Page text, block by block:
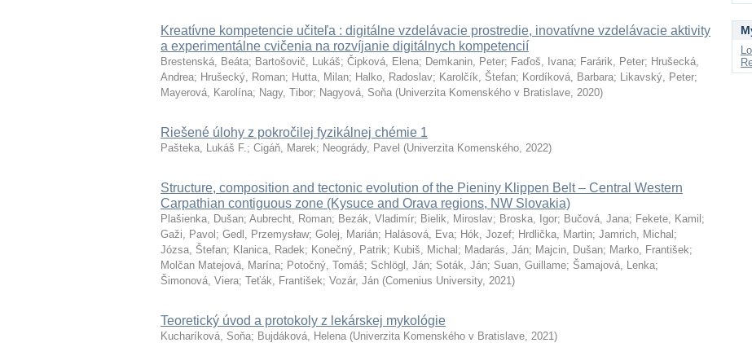
Kreatívne kompetencie učiteľa : digitálne vzdelávacie prostredie, inovatívne vzdelávacie aktivity
a experimentálne cvičenia na rozvíjanie digitálnych kompetencií
Brestenská, Beáta; Bartošovič, Lukáš; Čipková, Elena; Demkanin, Peter; Faďoš, Ivana; Farárik, Peter; Hrušecká,
Andrea; Hrušecký, Roman; Hutta, Milan; Halko, Radoslav; Karolčík, Štefan; Kordíková, Barbara; Likavský, Peter;
Mayerová, Karolína; Nagy, Tibor; Nagyová, Soňa (Univerzita Komenského v Bratislave, 2020)
Riešené úlohy z pokročilej fyzikálnej chémie 1
Pašteka, Lukáš F.; Cigáň, Marek; Neogrády, Pavel (Univerzita Komenského, 2022)
Structure, composition and tectonic evolution of the Pieniny Klippen Belt – Central Western
Carpathian contiguous zone (Kysuce and Orava regions, NW Slovakia)
Plašienka, Dušan; Aubrecht, Roman; Bezák, Vladimír; Bielik, Miroslav; Broska, Igor; Bučová, Jana; Fekete, Kamil ;
Gaži, Pavol ; Gedl, Przemysław; Golej, Marián; Halásová, Eva; Hók, Jozef; Hrdlička, Martin; Jamrich, Michal ;
Józsa, Štefan; Klanica, Radek; Konečný, Patrik; Kubiš, Michal ; Madarás, Ján; Majcin, Dušan; Marko, František;
Molčan Matejová, Marína; Potočný, Tomáš; Schlögl, Ján; Soták, Ján; Suan, Guillame; Šamajová, Lenka;
Šimonová, Viera; Teťák, František; Vozár, Ján (Comenius University, 2021)
Teoretický úvod a protokoly z lekárskej mykológie
Kucharíková, Soňa; Bujdáková, Helena (Univerzita Komenského v Bratislave, 2021)